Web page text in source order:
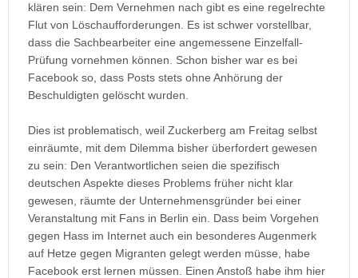
klären sein: Dem Vernehmen nach gibt es eine regelrechte
Flut von Löschaufforderungen. Es ist schwer vorstellbar,
dass die Sachbearbeiter eine angemessene Einzelfall-
Prüfung vornehmen können. Schon bisher war es bei
Facebook so, dass Posts stets ohne Anhörung der
Beschuldigten gelöscht wurden.
Dies ist problematisch, weil Zuckerberg am Freitag selbst
einräumte, mit dem Dilemma bisher überfordert gewesen
zu sein: Den Verantwortlichen seien die spezifisch
deutschen Aspekte dieses Problems früher nicht klar
gewesen, räumte der Unternehmensgründer bei einer
Veranstaltung mit Fans in Berlin ein. Dass beim Vorgehen
gegen Hass im Internet auch ein besonderes Augenmerk
auf Hetze gegen Migranten gelegt werden müsse, habe
Facebook erst lernen müssen. Einen Anstoß habe ihm hier